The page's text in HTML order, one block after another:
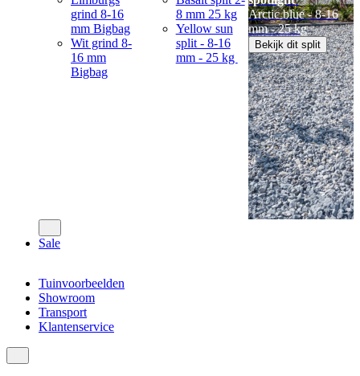
grind 8-16
mm Bigbag
Wit grind 8-
16 mm
Bigbag
8 mm 25 kg
Yellow sun
split - 8-16
mm - 25 kg
Arctic blue - 8-16
mm - 25 kg
Bekijk dit split
Sale
Tuinvoorbeelden
Showroom
Transport
Klantenservice